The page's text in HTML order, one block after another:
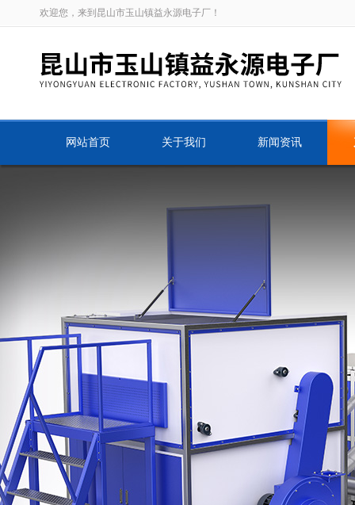
欢迎您，来到昆山市玉山镇益永源电子厂！
网站首页 关于我们 新闻资讯